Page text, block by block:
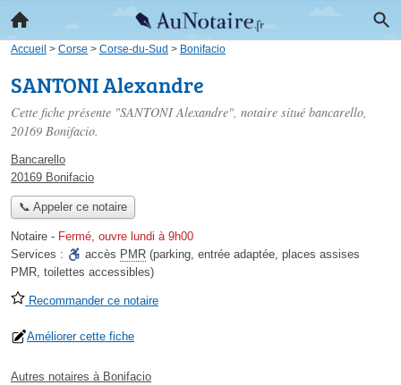
Accueil > Corse > Corse-du-Sud > Bonifacio
SANTONI Alexandre
Cette fiche présente "SANTONI Alexandre", notaire situé bancarello,
20169 Bonifacio.
Bancarello
20169 Bonifacio
📞 Appeler ce notaire
Notaire - Fermé, ouvre lundi à 9h00
Services :
accès PMR (parking, entrée adaptée, places assises
PMR, toilettes accessibles)
Recommander ce notaire
Améliorer cette fiche
Autres notaires à Bonifacio